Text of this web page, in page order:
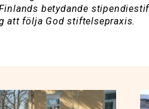
betydande
att följa God stiftelsepraxis.